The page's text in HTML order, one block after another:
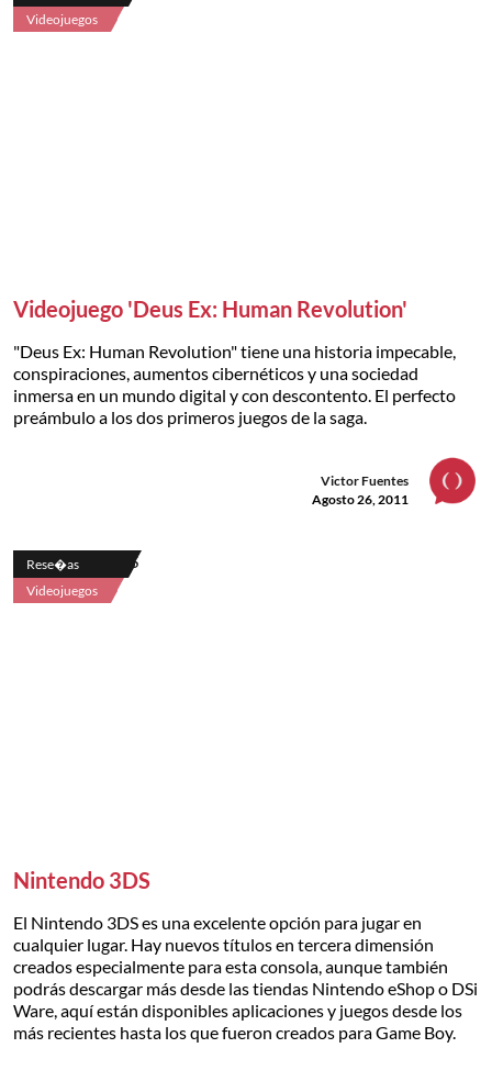
Videojuegos
Videojuego 'Deus Ex: Human Revolution'
"Deus Ex: Human Revolution" tiene una historia impecable,
conspiraciones, aumentos cibernéticos y una sociedad
inmersa en un mundo digital y con descontento. El perfecto
preámbulo a los dos primeros juegos de la saga.
Victor Fuentes
Agosto 26, 2011
Rese�as
Videojuegos
Nintendo 3DS
El Nintendo 3DS es una excelente opción para jugar en
cualquier lugar. Hay nuevos títulos en tercera dimensión
creados especialmente para esta consola, aunque también
podrás descargar más desde las tiendas Nintendo eShop o DSi
Ware, aquí están disponibles aplicaciones y juegos desde los
más recientes hasta los que fueron creados para Game Boy.